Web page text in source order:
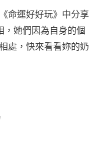
命運好好玩》中分享
，她們因為自身的個
處，快來看看妳的奶